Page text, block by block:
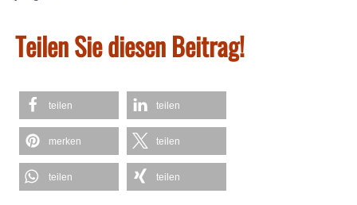
Teilen Sie diesen Beitrag!
teilen teilen
merken teilen
teilen teilen